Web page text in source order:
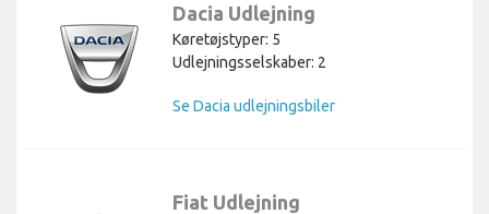
Dacia Udlejning
Køretøjstyper: 5
Udlejningsselskaber: 2
Se Dacia udlejningsbiler
Fiat Udlejning